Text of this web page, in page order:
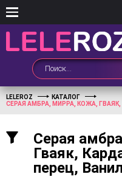
LELEROZ
КАТАЛОГ
СЕРАЯ АМБРА, МИРРА, КОЖА,
Серая
Гваяк,
перец,